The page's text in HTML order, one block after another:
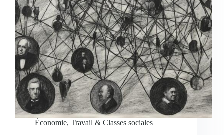
Économie, Travail & Classes sociales